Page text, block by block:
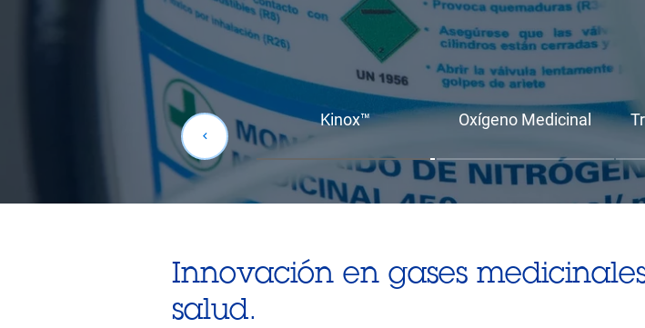
Leer más
Kinox™ Oxígeno Medicinal
Innovación en gases
salud.